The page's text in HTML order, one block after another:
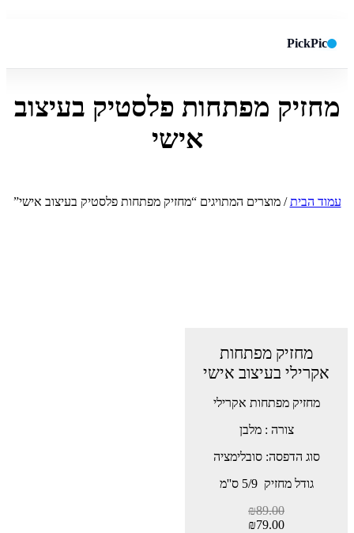
PickPic
חיפוש באתר ✕
מחזיק מפתחות פלסטיק בעיצוב
אישי
עמוד הבית/ מוצרים המתויגים “מחזיק מפתחות פלסטיק בעיצוב אישי”
מחזיק מפתחות
אקרילי בעיצוב אישי
מחזיק מפתחות אקרילי
צורה : מלבן
סוג הדפסה: סובלימציה
גודל מחזיק 5/9 ס''מ
₪89.00
₪79.00